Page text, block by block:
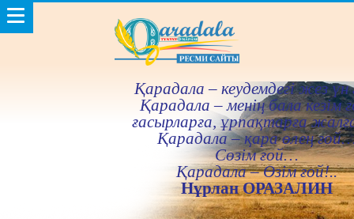
Қарадала – кеудемдегi жез үн
Қарадала – менiң бала кезiм
ғасырларға, ұрпақтарға
Қарадала – қара өлең
Сөзiм ғой…
Қарадала – Өзiм ғой!..
Нұрлан ОРАЗАЛИН